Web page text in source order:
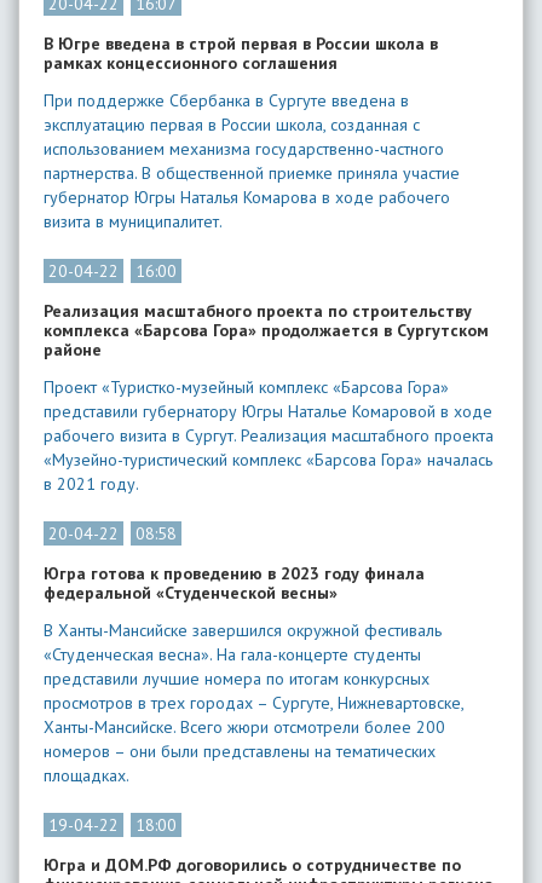
В Югре введена в строй первая в России школа в
рамках концессионного соглашения
При поддержке Сбербанка в Сургуте введена в
эксплуатацию первая в России школа, созданная с
использованием механизма государственно-частного
партнерства. В общественной приемке приняла участие
губернатор Югры Наталья Комарова в ходе рабочего
визита в муниципалитет.
20-04-22
16:00
Реализация масштабного проекта по строительству
комплекса «Барсова Гора» продолжается в Сургутском
районе
Проект «Туристко-музейный комплекс «Барсова Гора»
представили губернатору Югры Наталье Комаровой в ходе
рабочего визита в Сургут. Реализация масштабного проекта
«Музейно-туристический комплекс «Барсова Гора» началась
в 2021 году.
20-04-22
08:58
Югра готова к проведению в 2023 году финала
федеральной «Студенческой весны»
В Ханты-Мансийске завершился окружной фестиваль
«Студенческая весна». На гала-концерте студенты
представили лучшие номера по итогам конкурсных
просмотров в трех городах – Сургуте, Нижневартовске,
Ханты-Мансийске. Всего жюри отсмотрели более 200
номеров – они были представлены на тематических
площадках.
19-04-22
18:00
Югра и ДОМ.РФ договорились о сотрудничестве по